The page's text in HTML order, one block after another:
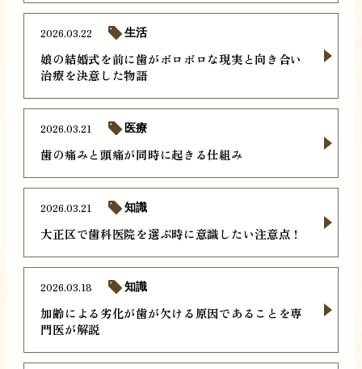
娘の結婚式を前に歯がボロボロな現実と向き合い
治療を決意した物語
2026.03.22 生活
歯の痛みと頭痛が同時に起きる仕組み
2026.03.21 医療
大正区で歯科医院を選ぶ時に意識したい注意点！
2026.03.21 知識
加齢による劣化が歯が欠ける原因であることを専
門医が解説
2026.03.18 知識